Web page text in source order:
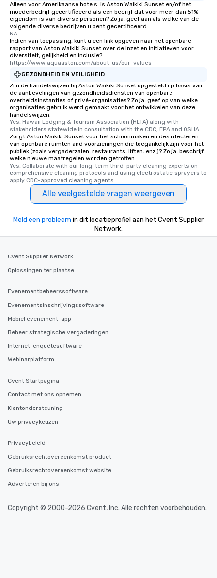
Alleen voor Amerikaanse hotels: is Aston Waikiki Sunset en/of het
moederbedrijf gecertificeerd als een bedrijf dat voor meer dan 51%
eigendom is van diverse personen? Zo ja, geef aan als welke van de
volgende diverse bedrijven u bent gecertificeerd:
NA
Indien van toepassing, kunt u een link opgeven naar het openbare
rapport van Aston Waikiki Sunset over de inzet en initiatieven voor
diversiteit, gelijkheid en inclusie?
https://www.aquaaston.com/about-us/our-values
GEZONDHEID EN VEILIGHEID
Zijn de handelswijzen bij Aston Waikiki Sunset opgesteld op basis van
de aanbevelingen van gezondheidsdiensten van openbare
overheidsinstanties of privé-organisaties? Zo ja, geef op van welke
organisaties gebruik werd gemaakt voor het ontwikkelen van deze
handelswijzen.
Yes, Hawaii Lodging & Tourism Association (HLTA) along with
stakeholders statewide in consultation with the CDC, EPA and OSHA.
Zorgt Aston Waikiki Sunset voor het schoonmaken en desinfecteren
van openbare ruimten and voorzieningen die toegankelijk zijn voor het
publiek (zoals vergaderzalen, restaurants, liften, enz.)? Zo ja, beschrijf
welke nieuwe maatregelen worden getroffen.
Yes, Collaborate with our long-term third-party cleaning experts on
comprehensive cleaning protocols and using electrostatic sprayers to
apply CDC-approved cleaning agents
Alle veelgestelde vragen weergeven
Meld een probleem in dit locatieprofiel aan het Cvent Supplier
Network.
Cvent Supplier Network
Oplossingen ter plaatse
Evenementbeheerssoftware
Evenementsinschrijvingssoftware
Mobiel evenement-app
Beheer strategische vergaderingen
Internet-enquêtesoftware
Webinarplatform
Cvent Startpagina
Contact met ons opnemen
Klantondersteuning
Uw privacykeuzen
Privacybeleid
Gebruiksrechtovereenkomst product
Gebruiksrechtovereenkomst website
Adverteren bij ons
Copyright © 2000-2026 Cvent, Inc. Alle rechten voorbehouden.